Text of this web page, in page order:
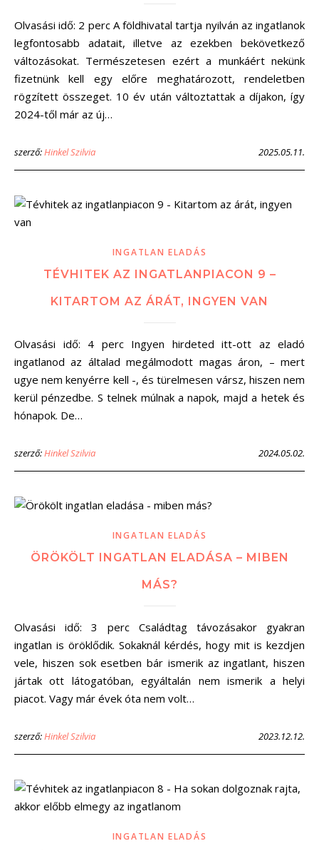
Olvasási idő: 2 perc A földhivatal tartja nyilván az ingatlanok
legfontosabb adatait, illetve az ezekben bekövetkező
változásokat. Természetesen ezért a munkáért nekünk
fizetnünk kell egy előre meghatározott, rendeletben
rögzített összeget. 10 év után változtattak a díjakon, így
2024-től már az új…
szerző:Hinkel Szilvia 2025.05.11.
INGATLAN ELADÁS
TÉVHITEK AZ INGATLANPIACON 9 –
KITARTOM AZ ÁRÁT, INGYEN VAN
Olvasási idő: 4 perc Ingyen hirdeted itt-ott az eladó
ingatlanod az általad megálmodott magas áron, – mert
ugye nem kenyérre kell -, és türelmesen vársz, hiszen nem
kerül pénzedbe. S telnek múlnak a napok, majd a hetek és
hónapok. De…
szerző:Hinkel Szilvia 2024.05.02.
INGATLAN ELADÁS
ÖRÖKÖLT INGATLAN ELADÁSA – MIBEN
MÁS?
Olvasási idő: 3 perc Családtag távozásakor gyakran
ingatlan is öröklődik. Sokaknál kérdés, hogy mit is kezdjen
vele, hiszen sok esetben bár ismerik az ingatlant, hiszen
jártak ott látogatóban, egyáltalán nem ismerik a helyi
piacot. Vagy már évek óta nem volt…
szerző:Hinkel Szilvia 2023.12.12.
INGATLAN ELADÁS